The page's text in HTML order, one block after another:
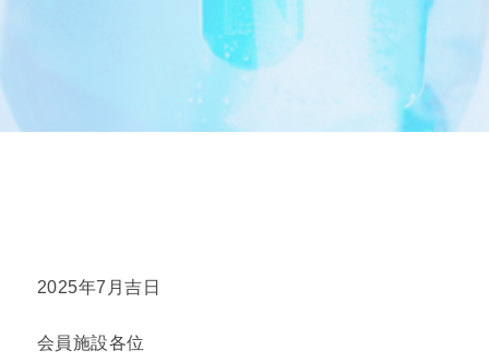
2025年7月吉日
会員施設各位